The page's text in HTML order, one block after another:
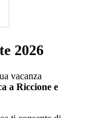
2026
vacanza
a Riccione e